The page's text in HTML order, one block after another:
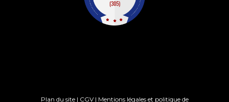
Plan du site | CGV | Mentions légales et politique de